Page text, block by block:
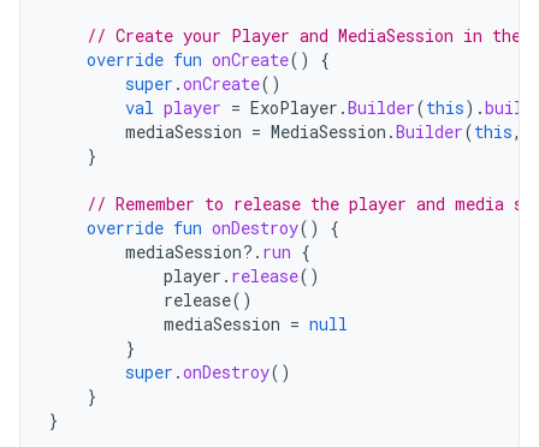
// Create your Player and MediaSession in the
override fun onCreate()
{
super .onCreate()
val player = ExoPlayer .Builder(this).build
mediaSession = MediaSession .Builder(this,
}
// Remember to release the player and media
override fun onDestroy()
{
mediaSession?. run {
player . release()
release()
mediaSession = null
}
super .onDestroy()
}
}